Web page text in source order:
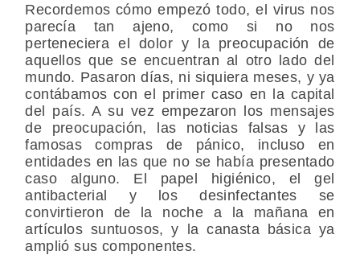
Recordemos cómo empezó todo, el virus nos
parecía tan ajeno, como si no nos
perteneciera el dolor y la preocupación de
aquellos que se encuentran al otro lado del
mundo. Pasaron días, ni siquiera meses, y ya
contábamos con el primer caso en la capital
del país. A su vez empezaron los mensajes
de preocupación, las noticias falsas y las
famosas compras de pánico, incluso en
entidades en las que no se había presentado
caso alguno. El papel higiénico, el gel
antibacterial y los desinfectantes se
convirtieron de la noche a la mañana en
artículos suntuosos, y la canasta básica ya
amplió sus componentes.